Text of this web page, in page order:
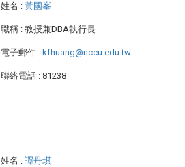
姓名 : 黃國峯
職稱 : 教授兼DBA執行長
電子郵件 : kfhuang@nccu.edu.tw
聯絡電話 : 81238
姓名 : 譚丹琪